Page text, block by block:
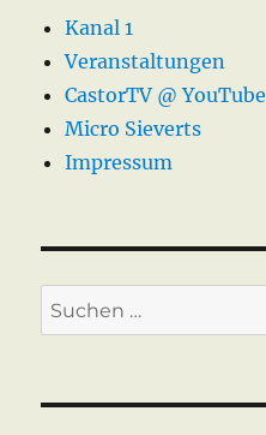
Kanal 1
Veranstaltungen
CastorTV @ YouTube
Micro Sieverts
Impressum
Suche
nach: